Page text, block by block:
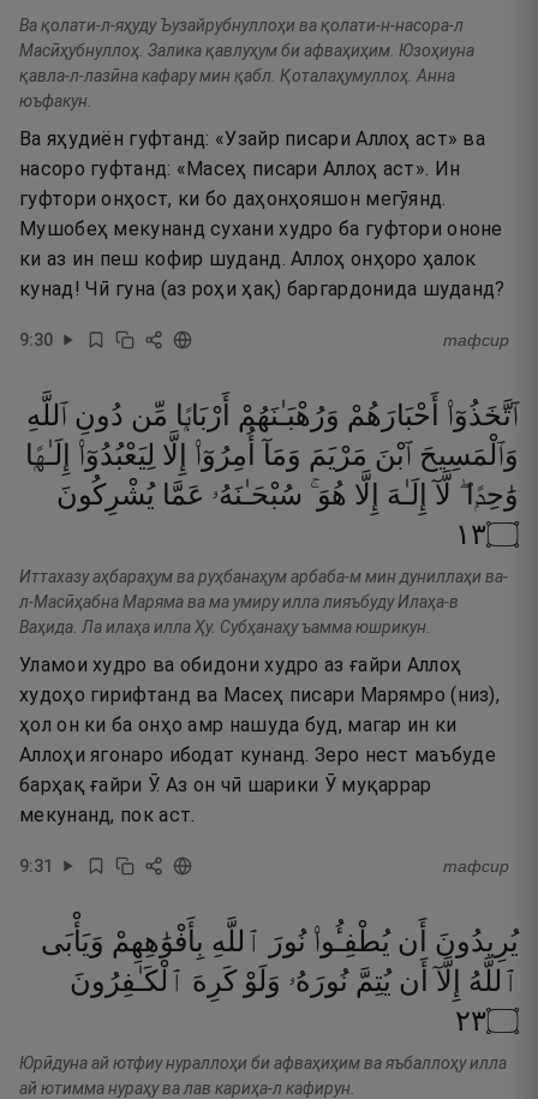
Ва қолати-л-яҳуду Ъузайрубнуллоҳи ва қолати-н-насора-л
Масӣҳубнуллоҳ. Залика қавлуҳум би афваҳиҳим. Юзоҳиуна
қавла-л-лазӣна кафару мин қабл. Қоталаҳумуллоҳ. Анна
юъфакун.
Ва яҳудиён гуфтанд: «Узайр писари Аллоҳ аст» ва
насоро гуфтанд: «Масеҳ писари Аллоҳ аст». Ин
гуфтори онҳост, ки бо даҳонҳояшон мегӯянд.
Мушобеҳ мекунанд сухани худро ба гуфтори ононе
ки аз ин пеш кофир шуданд. Аллоҳ онҳоро ҳалок
кунад! Чӣ гуна (аз роҳи ҳақ) баргардонида шуданд?
9:30 тафсир
ٱتَّخَذُوٓا۟ أَحْبَارَهُمْ وَرُهْبَـٰنَهُمْ أَرْبَابًۭا مِّن دُونِ ٱللَّهِ
وَٱلْمَسِيحَ ٱبْنَ مَرْيَمَ وَمَآ أُمِرُوٓا۟ إِلَّا لِيَعْبُدُوٓا۟
إِلَـٰهًۭا
وَٰحِدًۭا ۖ لَّآ إِلَـٰهَ إِلَّا هُوَ ۚ سُبْحَـٰنَهُۥ عَمَّا يُشْرِكُونَ
۝٣١
Иттахазу аҳбараҳум ва руҳбанаҳум арбаба-м мин дуниллаҳи ва-
л-Масӣҳабна Маряма ва ма умиру илла лияъбуду Илаҳа-в
Ваҳида. Ла илаҳа илла Ҳу. Субҳанаҳу ъамма юшрикун.
Уламои худро ва обидони худро аз ғайри Аллоҳ
худоҳо гирифтанд ва Масеҳ писари Марямро (низ),
ҳол он ки ба онҳо амр нашуда буд, магар ин ки
Аллоҳи ягонаро ибодат кунанд. Зеро нест маъбуде
барҳақ ғайри Ӯ. Аз он чӣ шарики Ӯ муқаррар
мекунанд, пок аст.
9:31 тафсир
يُرِيدُونَ أَن يُطْفِـُٔوا۟ نُورَ ٱللَّهِ بِأَفْوَٰهِهِمْ وَيَأْبَى
ٱللَّهُ
إِلَّآ أَن يُتِمَّ نُورَهُۥ وَلَوْ كَرِهَ ٱلْكَـٰفِرُونَ
۝٣٢
Юрӣдуна ай ютфиу нураллоҳи би афваҳиҳим ва яъбаллоҳу илла
ай ютимма нураҳу ва лав кариҳа-л кафирун.